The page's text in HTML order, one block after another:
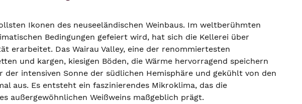
Ikonen des neuseeländischen Weinbaus. Im weltberühmten
Bedingungen gefeiert wird, hat sich die Kellerei über
erarbeitet. Das Wairau Valley, eine der renommiertesten
und kargen, kiesigen Böden, die Wärme hervorragend speichern
intensiven Sonne der südlichen Hemisphäre und gekühlt von den
aus. Es entsteht ein faszinierendes Mikroklima, das die
außergewöhnlichen Weißweins maßgeblich prägt.